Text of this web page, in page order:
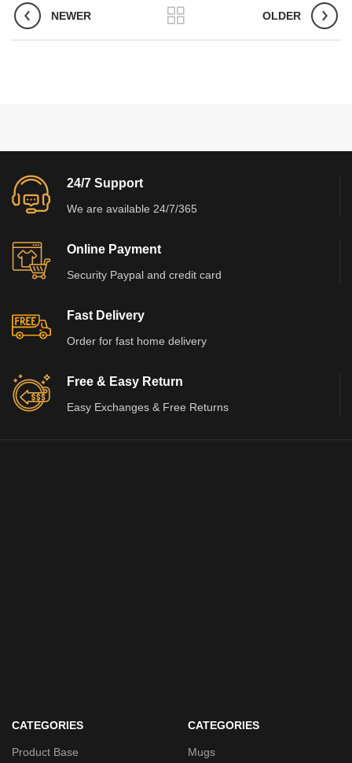
NEWER OLDER
24/7 Support
We are available 24/7/365
Online Payment
Security Paypal and credit card
Fast Delivery
Order for fast home delivery
Free & Easy Return
Easy Exchanges & Free Returns
CATEGORIES
Product Base
CATEGORIES
Mugs